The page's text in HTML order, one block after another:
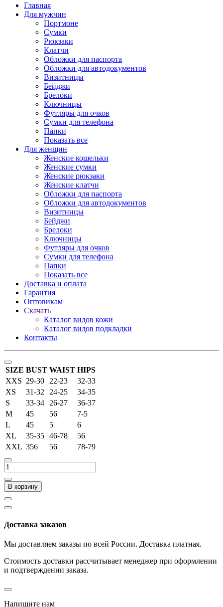
Главная
Для мужчин
Портмоне
Сумки
Рюкзаки
Клатчи
Обложки для паспорта
Обложки для автодокументов
Визитницы
Бейджи
Брелоки
Ключницы
Футляры для очков
Сумки для телефона
Папки
Показать все
Для женщин
Женские кошельки
Женские сумки
Женские рюкзаки
Женские клатчи
Обложки для паспорта
Обложки для автодокументов
Визитницы
Бейджи
Брелоки
Ключницы
Футляры для очков
Сумки для телефона
Папки
Показать все
Доставка и оплата
Гарантия
Оптовикам
Скачать
Каталог видов кожи
Каталог видов подкладки
Контакты
SIZE BUST WAIST HIPS
XXS 29-30 22-23
32-33
XS
31-32 24-25
34-35
S
33-34 26-27
36-37
M
45 56
7-5
L
45 5
6
XL
35-35 46-78
56
XXL 356 56 78-79
В корзину
Доставка заказов
Мы доставляем заказы по всей России. Доставка платная.
Стоимость доставки рассчитывает менеджер при оформлении
и подтверждении заказа.
Напишите нам